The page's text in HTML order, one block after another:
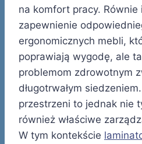
na komfort pracy.
zapewnienie
ergonomicznych mebli,
poprawiają wygodę, ale
problemom zdrowotnym
długotrwałym
przestrzeni to jednak nie
również właściwe
W tym kontekście